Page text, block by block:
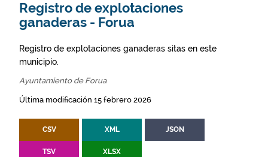
Registro de explotaciones
ganaderas - Forua
Registro de explotaciones ganaderas sitas en este
municipio.
Ayuntamiento de Forua
Última modificación 15 febrero 2026
CSV XML JSON
TSV XLSX